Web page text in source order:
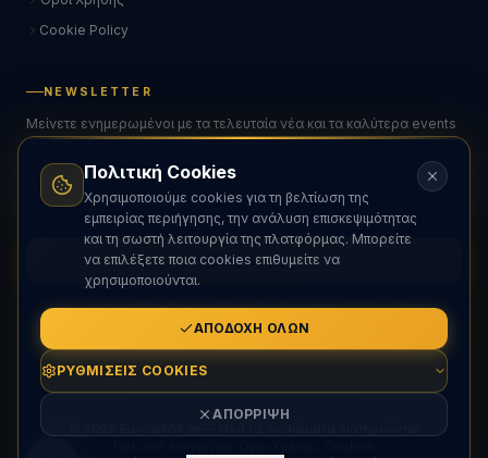
Cookie Policy
NEWSLETTER
Μείνετε ενημερωμένοι με τα τελευταία νέα και τα καλύτερα events
της Χαλκίδας!
Εγγραφή
Κάνοντας εγγραφή αποδέχεστε τους Όρους Χρήσης και την Πολιτική Απορρήτου
μας.
Πολιτική Cookies
Χρησιμοποιούμε cookies για τη βελτίωση της
εμπειρίας περιήγησης, την ανάλυση επισκεψιμότητας
και τη σωστή λειτουργία της πλατφόρμας. Μπορείτε
να επιλέξετε ποια cookies επιθυμείτε να
χρησιμοποιούνται.
ΑΠΟΔΟΧΉ ΌΛΩΝ
ΡΥΘΜΊΣΕΙΣ COOKIES
ΑΠΌΡΡΙΨΗ